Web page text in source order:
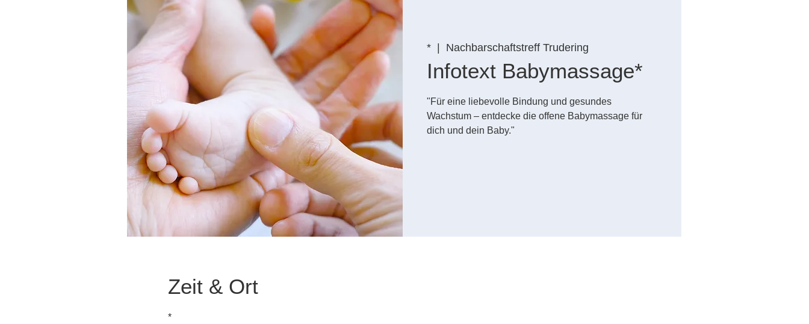
*
  |
Nachbarschaftstreff Trudering
Infotext Babymassage*
"Für eine liebevolle Bindung und gesundes
Wachstum – entdecke die offene Babymassage für
dich und dein Baby."
Zeit & Ort
*